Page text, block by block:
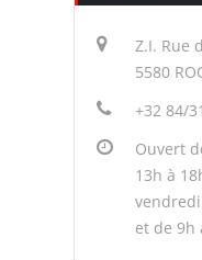
Z.I. Rue
5580
+32 84/
Ouvert
13h à
vendredi
et de 9h